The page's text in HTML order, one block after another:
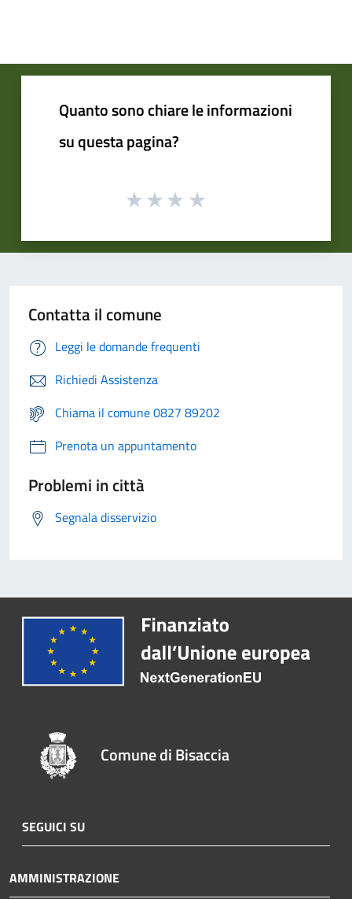
Quanto sono chiare le informazioni
su questa pagina?
Contatta il comune
Leggi le domande frequenti
Richiedi Assistenza
Chiama il comune 0827 89202
Prenota un appuntamento
Problemi in città
Segnala disservizio
Comune di Bisaccia
SEGUICI SU
AMMINISTRAZIONE